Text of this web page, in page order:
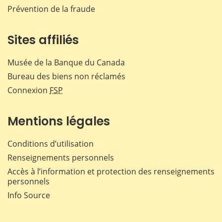
Prévention de la fraude
Sites affiliés
Musée de la Banque du Canada
Bureau des biens non réclamés
Connexion FSP
Mentions légales
Conditions d’utilisation
Renseignements personnels
Accès à l’information et protection des renseignements
personnels
Info Source